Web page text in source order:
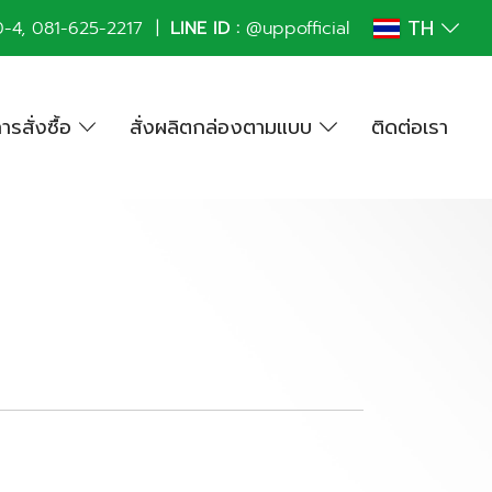
-4,081-625-2217 | LINE ID : @uppofficial TH
รสั่งซื้อ สั่งผลิตกล่องตามแบบ ติดต่อเรา